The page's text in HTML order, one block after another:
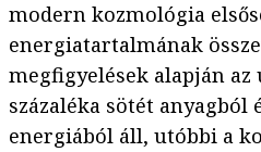
modern kozmológia
energiatartalmának
megfigyelések alapján az
százaléka sötét anyagból
energiából áll, utóbbi a